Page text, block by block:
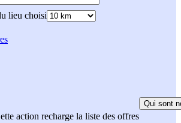
lieu choisi
action recharge la liste des offres
Qui sont